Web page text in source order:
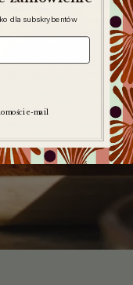
dla subskrybentów
e-mail